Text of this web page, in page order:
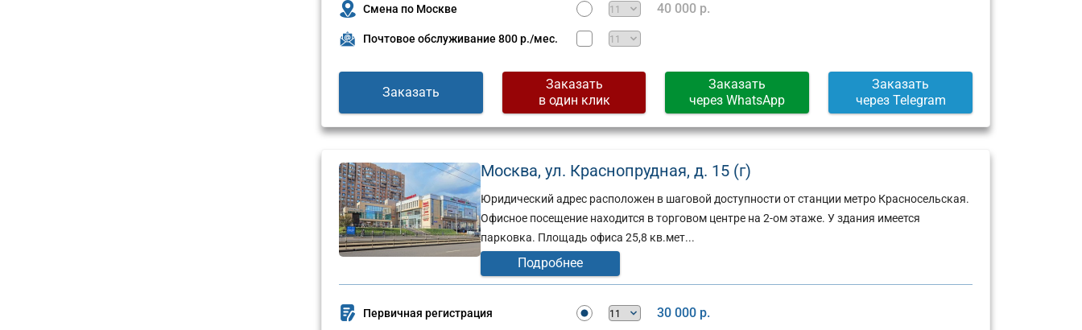
Смена по Москве 40 000 р.
Почтовое обслуживание 800 р./мес.
Заказать
Заказать
в один клик
Заказать
через WhatsApp
Заказать
через Telegram
Москва, ул. Краснопрудная, д. 15 (г)
Юридический адрес расположен в шаговой доступности от станции метро Красносельская.
Офисное посещение находится в торговом центре на 2-ом этаже. У здания имеется
парковка. Площадь офиса 25,8 кв.мет...
Подробнее
Первичная регистрация 30 000 р.